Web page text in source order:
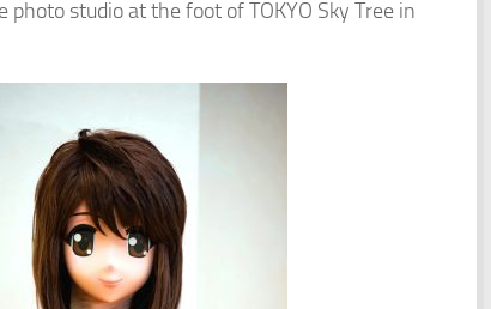
studio at the foot of TOKYO Sky Tree in